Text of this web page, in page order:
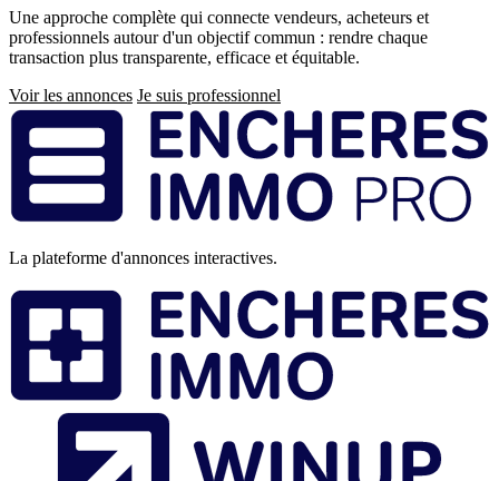
Une approche complète qui connecte vendeurs, acheteurs et
professionnels autour d'un objectif commun : rendre chaque
transaction plus transparente, efficace et équitable.
Voir les annonces Je suis professionnel
Pied
de
page
La plateforme d'annonces interactives.